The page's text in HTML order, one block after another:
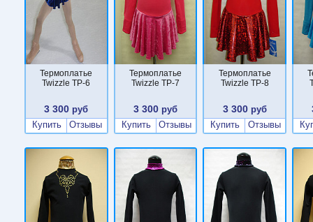
Термоплатье
Twizzle TP-6
3 300 руб
Купить
Отзывы
Термоплатье
Twizzle TP-7
3 300 руб
Купить
Отзывы
Термоплатье
Twizzle TP-8
3 300руб
Купить
Отзывы